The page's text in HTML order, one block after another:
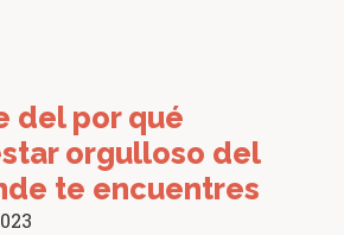
del por qué
orgulloso del
te encuentres